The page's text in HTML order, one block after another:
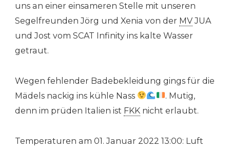
uns an einer einsameren Stelle mit unseren
Segelfreunden Jörg und Xenia von der MVJUA
und Jost vom SCAT Infinity ins kalte Wasser
getraut.
Wegen fehlender Badebekleidung gings für die
Mädels nackig ins kühle Nass
. Mutig,
denn im prüden Italien ist FKK nicht erlaubt.
Temperaturen am 01. Januar 2022 13:00: Luft